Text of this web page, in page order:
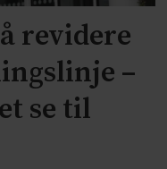
revidere
–
se til